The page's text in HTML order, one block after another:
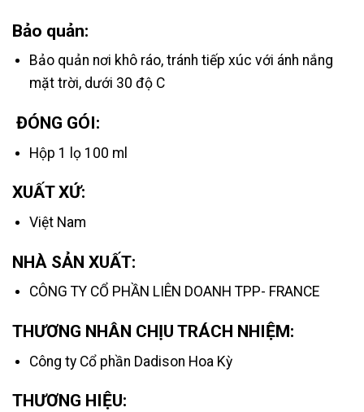
Bảo quản:
Bảo quản nơi khô ráo, tránh tiếp xúc với ánh nắng
mặt trời, dưới 30 độ C
ĐÓNG GÓI:
Hộp 1 lọ 100 ml
XUẤT XỨ:
Việt Nam
NHÀ SẢN XUẤT:
CÔNG TY CỔ PHẦN LIÊN DOANH TPP- FRANCE
THƯƠNG NHÂN CHỊU TRÁCH NHIỆM:
Công ty Cổ phần Dadison Hoa Kỳ
THƯƠNG HIỆU: